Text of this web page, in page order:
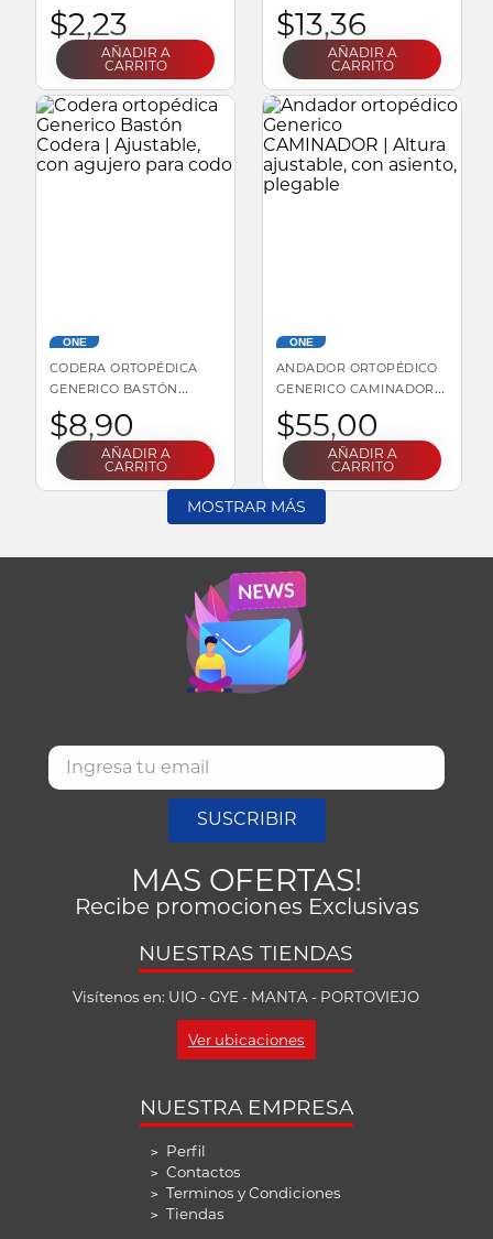
SMS NON WOVEN
$2,23
AÑADIR A
CARRITO
COLCHONETA
ANTIESCARAS
$13,36
AÑADIR A
CARRITO
ONE
CODERA ORTOPÉDICA
GENERICO BASTÓN
CODERA | AJUSTABLE,
CON AGUJERO PARA
CODO
$8,90
AÑADIR A
CARRITO
ONE
ANDADOR ORTOPÉDICO
GENERICO CAMINADOR |
ALTURA AJUSTABLE, CON
ASIENTO, PLEGABLE
$55,00
AÑADIR A
CARRITO
MOSTRAR MÁS
SUSCRIBIR
MAS OFERTAS!
Recibe promociones Exclusivas
NUESTRAS TIENDAS
Visítenos en: UIO - GYE - MANTA - PORTOVIEJO
Ver ubicaciones
NUESTRA EMPRESA
> Perfil
> Contactos
> Terminos y Condiciones
> Tiendas